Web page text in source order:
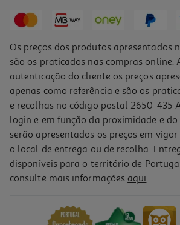
Comida Húmida Para Gato Taste Of The Wild
Os preços dos produtos apresentados
são os praticados nas compras online.
autenticação do cliente os preços
apenas como referência e são os
e recolhas no código postal 2650-435
login e em função da proximidade e
serão apresentados os preços em
o local de entrega ou de recolha.
disponíveis para o território de
consulte mais informações aqui.